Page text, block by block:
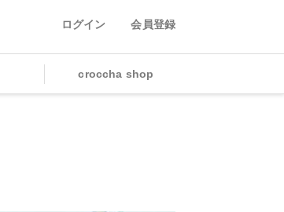
ログイン 会員登録
croccha shop